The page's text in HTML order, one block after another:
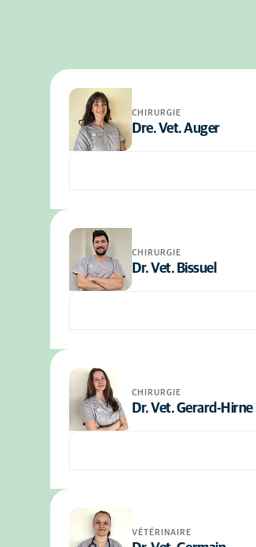
CHIRURGIE
Dre. Vet. Auger
CHIRURGIE
Dr. Vet. Bissuel
CHIRURGIE
Dr. Vet. Gerard-Hirne
VÉTÉRINAIRE